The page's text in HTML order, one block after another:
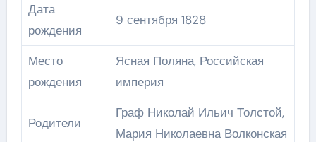
Дата
рождения
9 сентября 1828
Место
рождения
Ясная Поляна, Российская
империя
Родители
Граф Николай Ильич Толстой,
Мария Николаевна Волконская